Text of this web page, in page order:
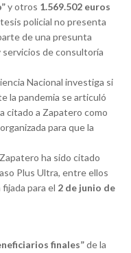
y otros 1.569.502 euros
tesis policial no presenta
de una presunta
de consultoría
Nacional investiga si
la pandemia se articuló
citado a Zapatero como
para que la
ha sido citado
Plus Ultra, entre ellos
para el 2 de junio de
finales”de la